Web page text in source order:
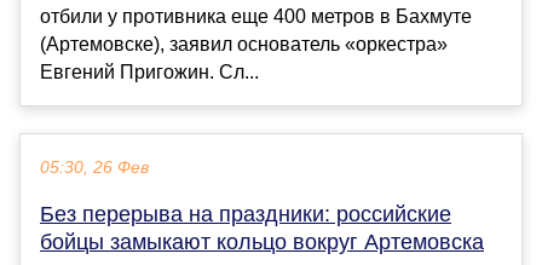
отбили у противника еще 400 метров в Бахмуте
(Артемовске), заявил основатель «оркестра»
Евгений Пригожин. Сл...
05:30, 26 Фев
Без перерыва на праздники: российские
бойцы замыкают кольцо вокруг Артемовска